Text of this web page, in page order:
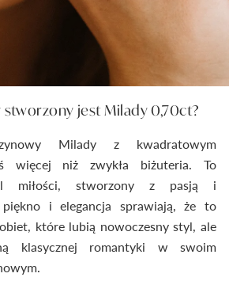
jest Milady 0,70ct?
Milady z kwadratowym
więcej niż zwykła biżuteria. To
miłości, stworzony z pasją i
piękno i elegancja sprawiają, że to
które lubią nowoczesny styl, ale
klasycznej romantyki w swoim